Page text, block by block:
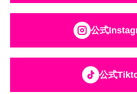
公式
公式